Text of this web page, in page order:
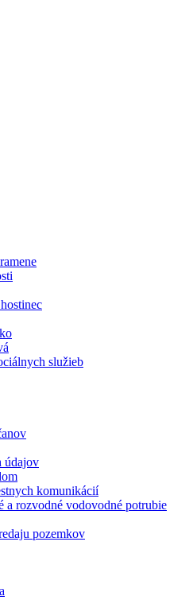
služieb
údajov
komunikácií
a rozvodné vodovodné potrubie
pozemkov